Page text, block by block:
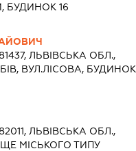
БУДИНОК 16
ЛЬВІВСЬКА ОБЛ.,
ВУЛ.ЛІСОВА, БУДИНОК
ЛЬВІВСЬКА ОБЛ.,
МІСЬКОГО ТИПУ